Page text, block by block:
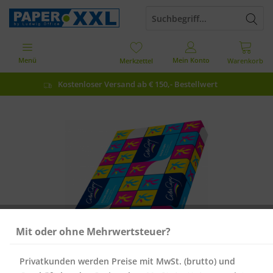
Kostenloser Versand ab € 150,- Bestellwert
Warenkorb
Merkzettel Mein Konto
Menü
Mit oder ohne Mehrwertsteuer?
Privatkunden werden Preise mit MwSt. (brutto) und